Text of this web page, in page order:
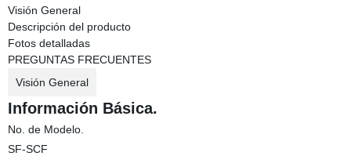
Visión General
Descripción del producto
Fotos detalladas
PREGUNTAS FRECUENTES
Visión General
Información Básica.
No. de Modelo.
SF-SCF